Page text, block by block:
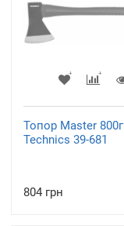
Топор Master 800г
Technics 39-681
804 грн